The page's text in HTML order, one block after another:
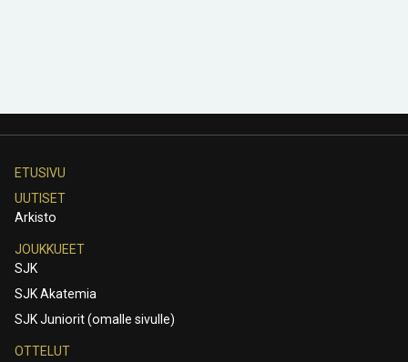
ETUSIVU
UUTISET
Arkisto
JOUKKUEET
SJK
SJK Akatemia
SJK Juniorit (omalle sivulle)
OTTELUT